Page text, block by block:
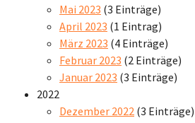
Mai 2023 (3 Einträge)
April 2023 (1 Eintrag)
März 2023 (4 Einträge)
Februar 2023 (2 Einträge)
Januar 2023 (3 Einträge)
2022
Dezember 2022 (3 Einträge)